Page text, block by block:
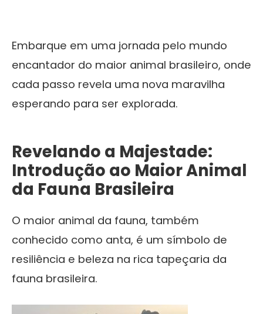
Embarque em uma jornada pelo mundo
encantador do maior animal brasileiro, onde
cada passo revela uma nova maravilha
esperando para ser explorada.
Revelando a Majestade:
Introdução ao Maior Animal
da Fauna Brasileira
O maior animal da fauna, também
conhecido como anta, é um símbolo de
resiliência e beleza na rica tapeçaria da
fauna brasileira.